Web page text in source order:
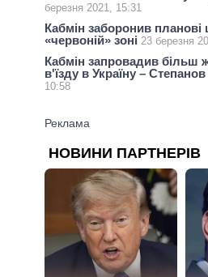
березня 2021, 15:31
Кабмін заборонив планові
«червоній» зоні 23 березня
Кабмін запровадив більш
в'їзду в Україну – Степанов
10:58